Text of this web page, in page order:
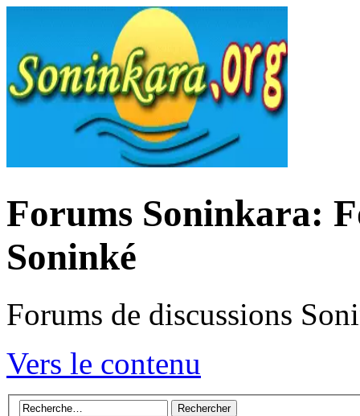
Forums Soninkara:
Soninké
Forums de discussions
Vers le contenu